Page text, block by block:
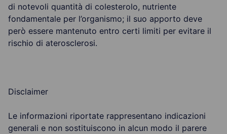
di notevoli quantità di colesterolo, nutriente
fondamentale per l’organismo; il suo apporto deve
però essere mantenuto entro certi limiti per evitare il
rischio di aterosclerosi.
Disclaimer
Le informazioni riportate rappresentano indicazioni
generali e non sostituiscono in alcun modo il parere